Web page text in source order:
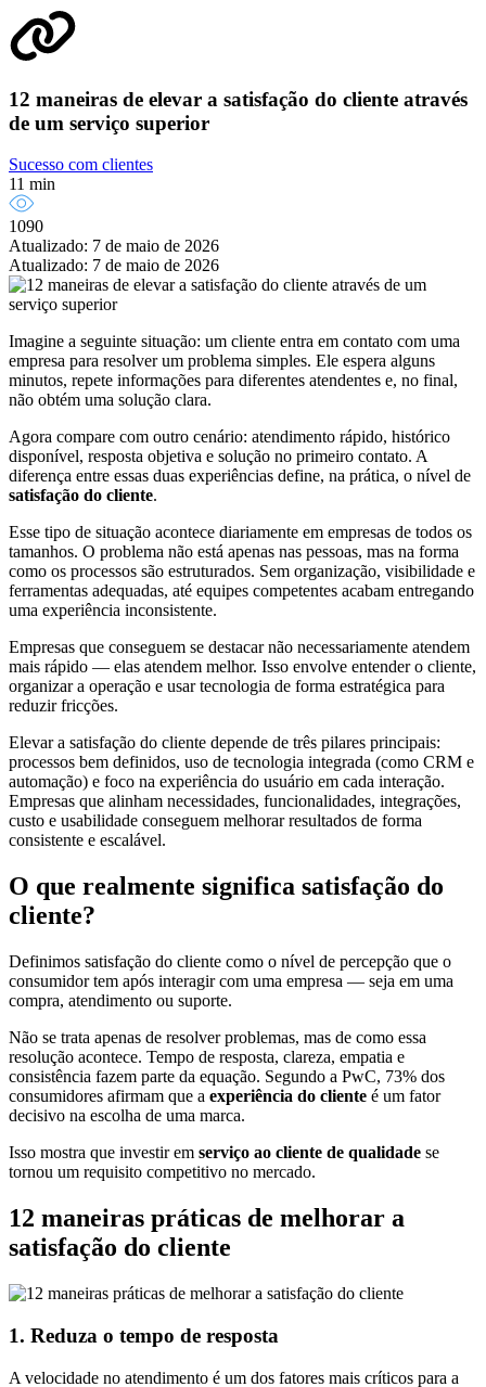
12 maneiras de elevar a satisfação do cliente através
de um serviço superior
Sucesso com clientes
11 min
1090
Atualizado: 7 de maio de 2026
Atualizado: 7 de maio de 2026
Imagine a seguinte situação: um cliente entra em contato com uma
empresa para resolver um problema simples. Ele espera alguns
minutos, repete informações para diferentes atendentes e, no final,
não obtém uma solução clara.
Agora compare com outro cenário: atendimento rápido, histórico
disponível, resposta objetiva e solução no primeiro contato. A
diferença entre essas duas experiências define, na prática, o nível de
satisfação do cliente.
Esse tipo de situação acontece diariamente em empresas de todos os
tamanhos. O problema não está apenas nas pessoas, mas na forma
como os processos são estruturados. Sem organização, visibilidade e
ferramentas adequadas, até equipes competentes acabam entregando
uma experiência inconsistente.
Empresas que conseguem se destacar não necessariamente atendem
mais rápido — elas atendem melhor. Isso envolve entender o cliente,
organizar a operação e usar tecnologia de forma estratégica para
reduzir fricções.
Elevar a satisfação do cliente depende de três pilares principais:
processos bem definidos, uso de tecnologia integrada (como CRM e
automação) e foco na experiência do usuário em cada interação.
Empresas que alinham necessidades, funcionalidades, integrações,
custo e usabilidade conseguem melhorar resultados de forma
consistente e escalável.
O que realmente significa satisfação do
cliente?
Definimos satisfação do cliente como o nível de percepção que o
consumidor tem após interagir com uma empresa — seja em uma
compra, atendimento ou suporte.
Não se trata apenas de resolver problemas, mas de como essa
resolução acontece. Tempo de resposta, clareza, empatia e
consistência fazem parte da equação. Segundo a PwC, 73% dos
consumidores afirmam que a experiência do cliente é um fator
decisivo na escolha de uma marca.
Isso mostra que investir em serviço ao cliente de qualidade se
tornou um requisito competitivo no mercado.
12 maneiras práticas de melhorar a
satisfação do cliente
1. Reduza o tempo de resposta
A velocidade no atendimento é um dos fatores mais críticos para a